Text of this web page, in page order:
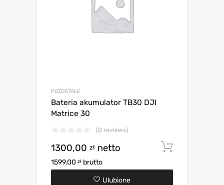
POZOSTAŁE
Bateria akumulator TB30 DJI
Matrice 30
(0 reviews)
1300,00 zł netto
1599,00 zł brutto
Ulubione